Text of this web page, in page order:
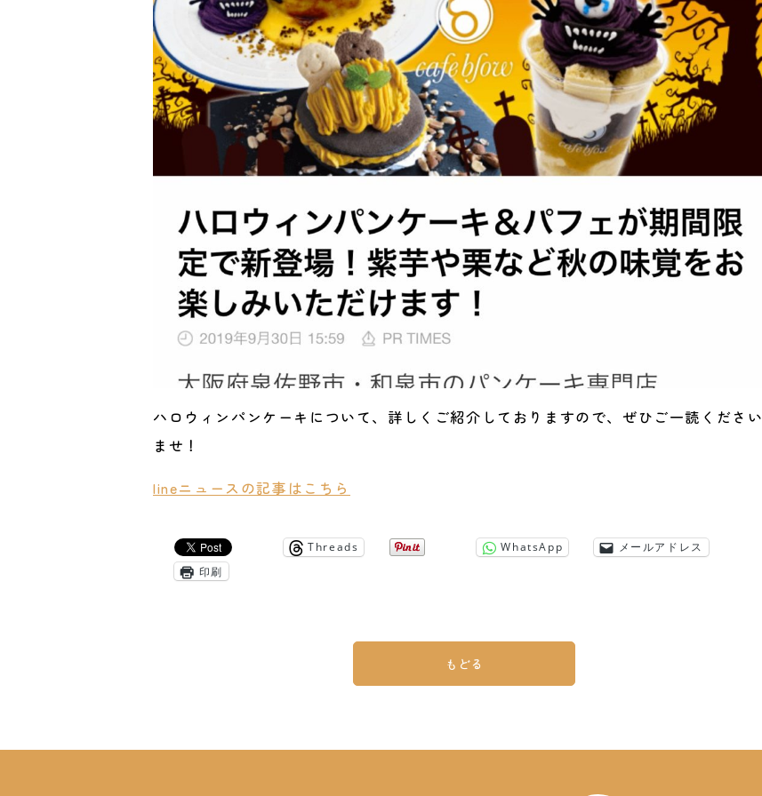
ハロウィンパンケーキについて、詳しくご紹介しておりますので、ぜひご一読ください
ませ！
lineニュースの記事はこちら
Threads WhatsApp
メールアドレス
印刷
もどる